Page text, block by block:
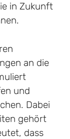
in Zukunft
an die
und
Dabei
gehört
dass